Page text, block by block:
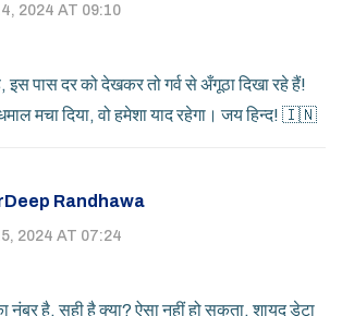
2024 AT 09:10
इस पास दर को देखकर तो गर्व से अँगूठा दिखा रहे हैं!
धमाल मचा दिया, वो हमेशा याद रहेगा। जय हिन्द! 🇮🇳
Randhawa
2024 AT 07:24
नंबर है, सही है क्या? ऐसा नहीं हो सकता, शायद डेटा